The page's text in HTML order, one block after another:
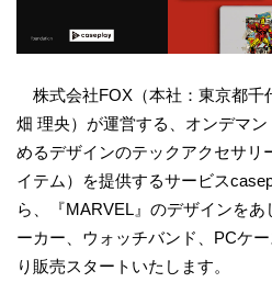
株式会社FOX（本社：東京都千
畑 理央）が運営する、オンデマ
めるデザインのテックアクセサリ
イテム）を提供するサービス
ら、『MARVEL』のデザインを
ーカー、ウォッチバンド、PCケ
り販売スタートいたします。